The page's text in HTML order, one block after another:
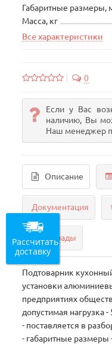
Габаритные размеры,
Масса, кг
Все характеристики
0
Если у Вас
наличию, Вы
Наш менеджер
Описание
Документация
Склады
Подтоварник
установки
предприятиях
допустимая нагрузка -
- поставляется в
- габаритные
Рассчитать
доставку